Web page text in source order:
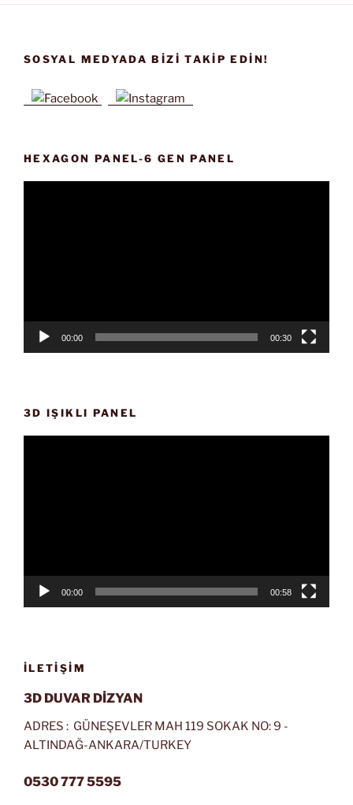
SOSYAL MEDYADA BIZI TAKIP EDIN!
HEXAGON PANEL-6 GEN PANEL
00:00 00:30
3D IŞIKLI PANEL
00:00 00:58
İLETIŞIM
3D DUVAR DİZYAN
ADRES : GÜNEŞEVLER MAH 119 SOKAK NO: 9 -
ALTINDAĞ-ANKARA/TURKEY
0530 777 5595